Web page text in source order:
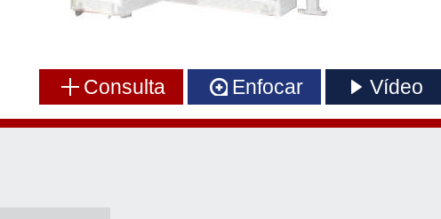
Consulta Enfocar Vídeo